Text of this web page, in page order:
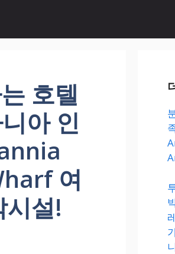
호텔
아 인
여
설!